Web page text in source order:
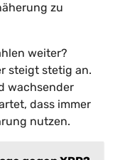
zu
weiter?
steigt stetig an.
wachsender
dass immer
nutzen.